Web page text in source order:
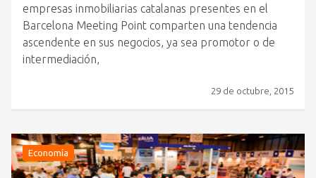
empresas inmobiliarias catalanas presentes en el
Barcelona Meeting Point comparten una tendencia
ascendente en sus negocios, ya sea promotor o de
intermediación,
29 de octubre, 2015
Economía